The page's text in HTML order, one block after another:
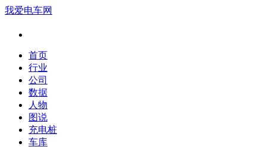
我爱电车网
首页
行业
公司
数据
人物
图说
充电桩
车库